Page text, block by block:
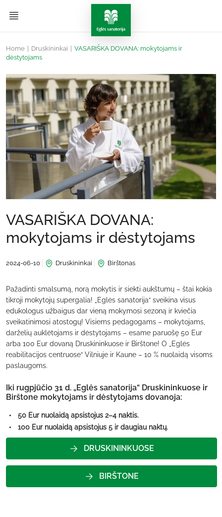
Home Druskininkai
VASARIŠKA DOVANA: mokytojams ir
dėstytojams
VASARIŠKA DOVANA:
mokytojams ir dėstytojams
2024-06-10 Druskininkai Birštonas
Pažadinti smalsumą, norą mokytis ir siekti aukštumų – štai kokia
tikroji mokytojų supergalia! „Eglės sanatorija“ sveikina visus
edukologus užbaigus dar vieną mokymosi sezoną ir kviečia
sveikatinimosi atostogų! Visiems pedagogams – mokytojams,
darželių auklėtojams ir dėstytojams – esame paruošę 50 Eur
arba 100 Eur dovaną Druskininkuose ir Birštone! O „Eglės
reabilitacijos centruose“ Vilniuje ir Kaune – 10 % nuolaidą visoms
paslaugoms.
Iki rugpjūčio 31 d. „Eglės sanatorija“ Druskininkuose ir
Birštone mokytojams ir dėstytojams dovanoja:
50 Eur nuolaidą apsistojus 2–4 naktis.
100 Eur nuolaidą apsistojus 5 ir daugiau naktų.
DRUSKININKUOSE
BIRŠTONE